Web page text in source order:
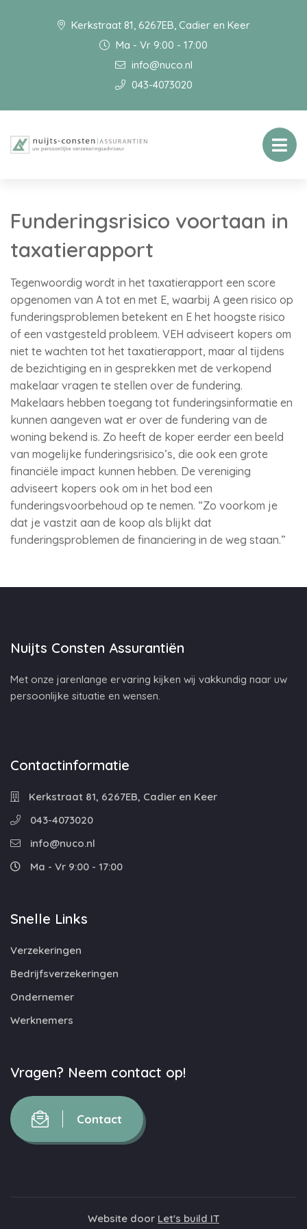
Kerkstraat 81, 6267EB, Cadier en Keer
Ma - Vr 9:00 - 17:00
info@nuco.nl
043-4073020
Funderingsrisico voortaan in
taxatierapport
Tegenwoordig wordt in het taxatierapport een score
opgenomen van A tot en met E, waarbij A geen risico op
funderingsproblemen betekent en E het hoogste risico
of een vastgesteld probleem. VEH adviseert kopers om
niet te wachten tot het taxatierapport, maar al tijdens
de bezichtiging en in gesprekken met de verkopend
makelaar vragen te stellen over de fundering.
Makelaars hebben toegang tot funderingsinformatie en
kunnen aangeven wat er over de fundering van de
woning bekend is. Zo heeft de koper eerder een beeld
van mogelijke funderingsrisico’s, die ook een grote
financiële impact kunnen hebben. De vereniging
adviseert kopers ook om in het bod een
funderingsvoorbehoud op te nemen. “Zo voorkom je
dat je vastzit aan de koop als blijkt dat
funderingsproblemen de financiering in de weg staan.”
Nuijts Consten Assurantiën
Met onze jarenlange ervaring kijken wij vakkundig naar uw
persoonlijke situatie en wensen.
Contactinformatie
Kerkstraat 81, 6267EB, Cadier en Keer
043-4073020
info@nuco.nl
Ma - Vr 9:00 - 17:00
Snelle Links
Verzekeringen
Bedrijfsverzekeringen
Ondernemer
Werknemers
Vragen? Neem contact op!
Contact
Website door Let's build IT